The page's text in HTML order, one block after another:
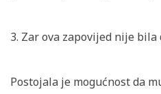
3. Zar ova zapovijed nije
Postojala je mogućnost da